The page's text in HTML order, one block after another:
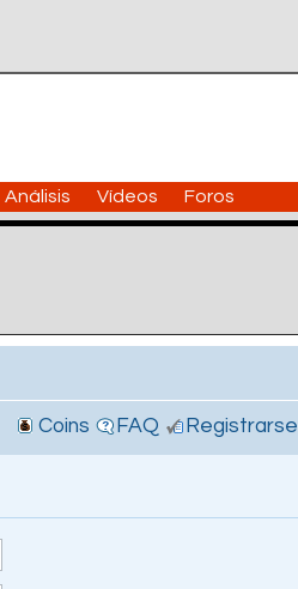
Análisis Vídeos Foros
Coins FAQ Registrarse